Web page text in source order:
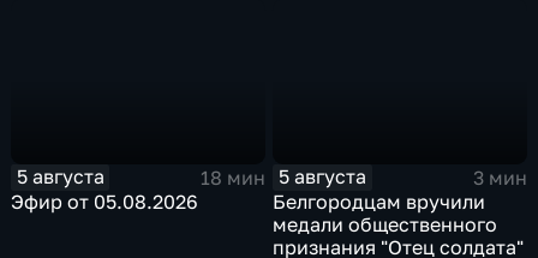
5 августа
18 мин
Эфир от 05.08.2026
5 августа
3 мин
Белгородцам вручили
медали общественного
признания "Отец солдата"